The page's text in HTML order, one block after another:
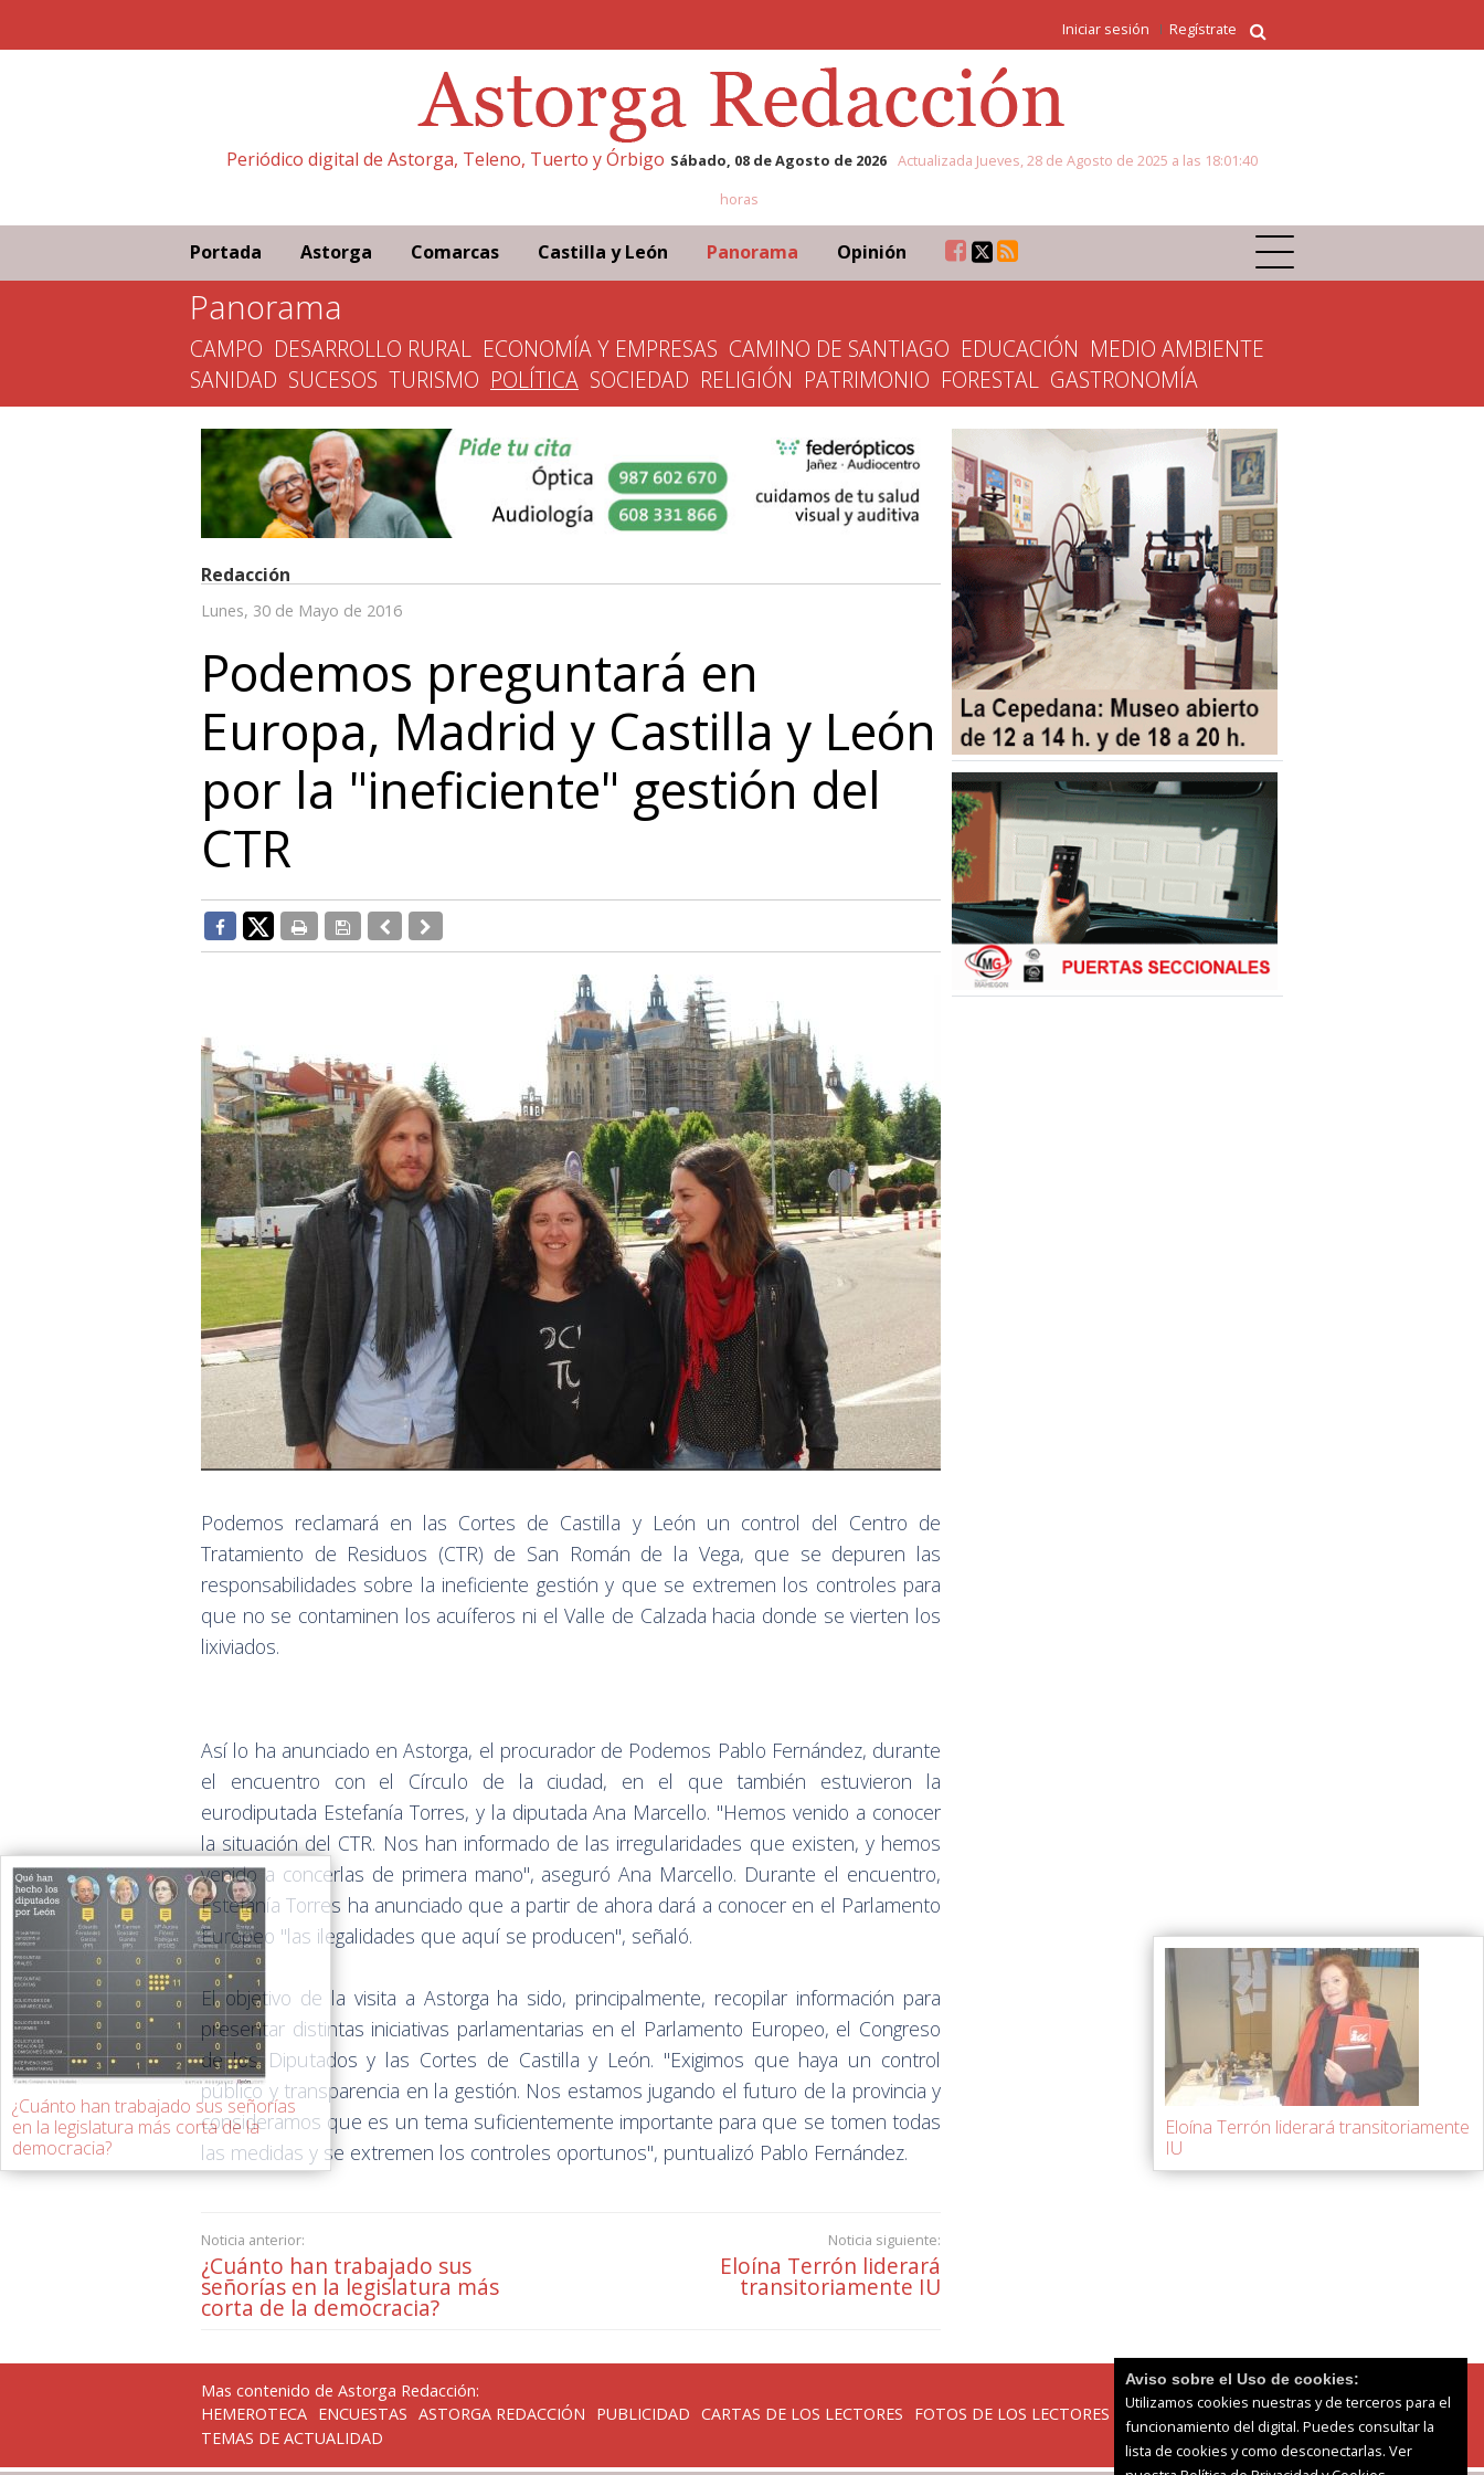
Iniciar sesión Regístrate
Periódico digital de Astorga, Teleno, Tuerto y Órbigo Sábado, 08 de Agosto de 2026 Actualizada Jueves, 28 de Agosto de 2025 a las 18:01:40
horas
Portada Astorga Comarcas Castilla y León Panorama Opinión
Panorama
CAMPO DESARROLLO RURAL ECONOMÍA Y EMPRESAS CAMINO DE SANTIAGO EDUCACIÓN MEDIO AMBIENTE
SANIDAD SUCESOS TURISMO POLÍTICA SOCIEDAD RELIGIÓN PATRIMONIO FORESTAL GASTRONOMÍA
Redacción
Lunes, 30 de Mayo de 2016
Podemos preguntará en
Europa, Madrid y Castilla y León
por la "ineficiente" gestión del
CTR
Podemos reclamará en las Cortes de Castilla y León un control del Centro de
Tratamiento de Residuos (CTR) de San Román de la Vega, que se depuren las
responsabilidades sobre la ineficiente gestión y que se extremen los controles para
que no se contaminen los acuíferos ni el Valle de Calzada hacia donde se vierten los
lixiviados.
Así lo ha anunciado en Astorga, el procurador de Podemos Pablo Fernández, durante
el encuentro con el Círculo de la ciudad, en el que también estuvieron la
eurodiputada Estefanía Torres, y la diputada Ana Marcello. "Hemos venido a conocer
la situación del CTR. Nos han informado de las irregularidades que existen, y hemos
venido a concerlas de primera mano", aseguró Ana Marcello. Durante el encuentro,
Estefanía Torres ha anunciado que a partir de ahora dará a conocer en el Parlamento
Europeo "las ilegalidades que aquí se producen", señaló.
El objetivo de la visita a Astorga ha sido, principalmente, recopilar información para
presentar distintas iniciativas parlamentarias en el Parlamento Europeo, el Congreso
de los Diputados y las Cortes de Castilla y León. "Exigimos que haya un control
público y transparencia en la gestión. Nos estamos jugando el futuro de la provincia y
consideramos que es un tema suficientemente importante para que se tomen todas
las medidas y se extremen los controles oportunos", puntualizó Pablo Fernández.
Noticia anterior:
¿Cuánto han trabajado sus
señorías en la legislatura más
corta de la democracia?
Noticia siguiente:
Eloína Terrón liderará
transitoriamente IU
¿Cuánto han trabajado sus señorías
en la legislatura más corta de la
democracia?
Eloína Terrón liderará transitoriamente
IU
Mas contenido de Astorga Redacción:
HEMEROTECA ENCUESTAS ASTORGA REDACCIÓN PUBLICIDAD CARTAS DE LOS LECTORES
FOTOS DE LOS LECTORES
TEMAS DE ACTUALIDAD
Aviso sobre el Uso de cookies:
Utilizamos cookies nuestras y de terceros para el
funcionamiento del digital. Puedes consultar la
lista de cookies y como desconectarlas. Ver